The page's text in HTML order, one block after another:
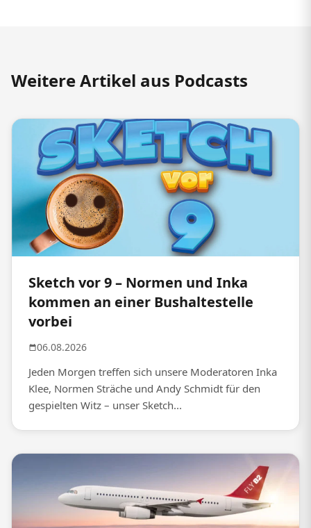
Weitere Artikel aus Podcasts
Sketch vor 9 – Normen und Inka
kommen an einer Bushaltestelle
vorbei
06.08.2026
Jeden Morgen treffen sich unsere Moderatoren Inka
Klee, Normen Sträche und Andy Schmidt für den
gespielten Witz – unser Sketch...